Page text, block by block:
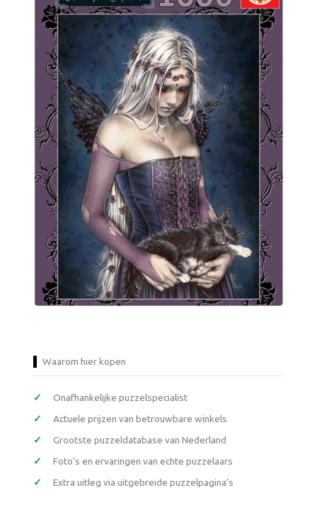
Waarom hier kopen
Onafhankelijke puzzelspecialist
Actuele prijzen van betrouwbare winkels
Grootste puzzeldatabase van Nederland
Foto’s en ervaringen van echte puzzelaars
Extra uitleg via uitgebreide puzzelpagina’s